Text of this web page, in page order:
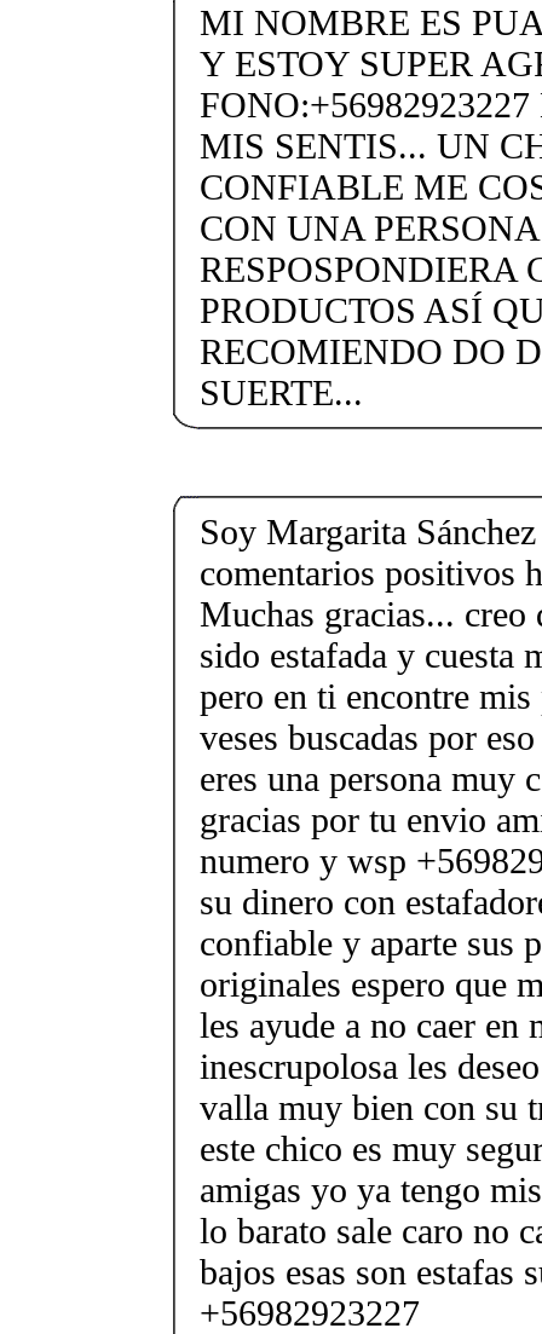
MI NOMBRE ES
Y ESTOY SUPER
MIS SENTIS... UN
CONFIABLE ME
CON UNA
RESPOSPONDIERA
PRODUCTOS ASÍ
RECOMIENDO DO
SUERTE...
Soy Margarita
comentarios positivos
Muchas gracias... creo
sido estafada y cuesta
pero en ti encontre mis
veses buscadas por
eres una persona muy
gracias por tu envio
numero y wsp
su dinero con
confiable y aparte sus
originales espero que
les ayude a no caer en
inescrupolosa les
valla muy bien con su
este chico es muy
amigas yo ya tengo
lo barato sale caro no
bajos esas son estafas
+56982923227